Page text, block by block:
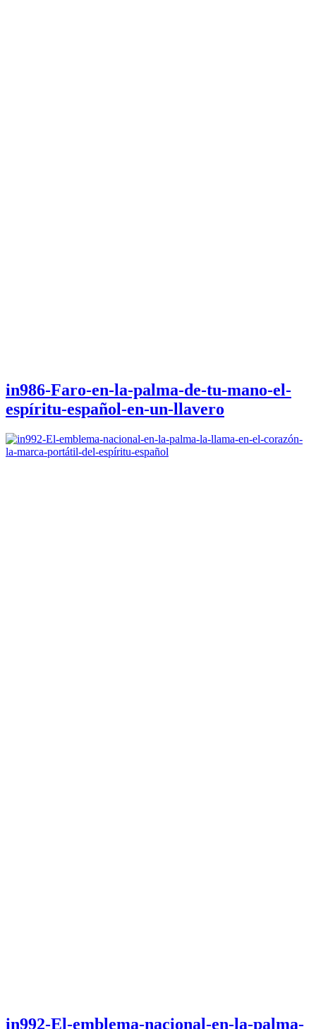
in986-Faro-en-la-palma-de-tu-mano-el-
espíritu-español-en-un-llavero
in992-El-emblema-nacional-en-la-palma-